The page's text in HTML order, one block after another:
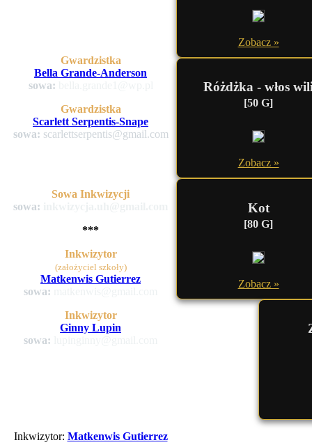
Gwardzistka
Bella Grande-Anderson
sowa:
Gwardzistka
Scarlett Serpentis-Snape
sowa: scarlettserpentis@gmail.com
Sowa Inkwizycji
sowa:
***
Inkwizytor
(założyciel szkoły)
Matkenwis Gutierrez
sowa:
Inkwizytor
Ginny Lupin
sowa:
Inkwizytor: Matkenwis Gutierrez
Zobacz »
Różdżka - włos
[50 G]
Zobacz »
Kot
[80 G]
Zobacz »